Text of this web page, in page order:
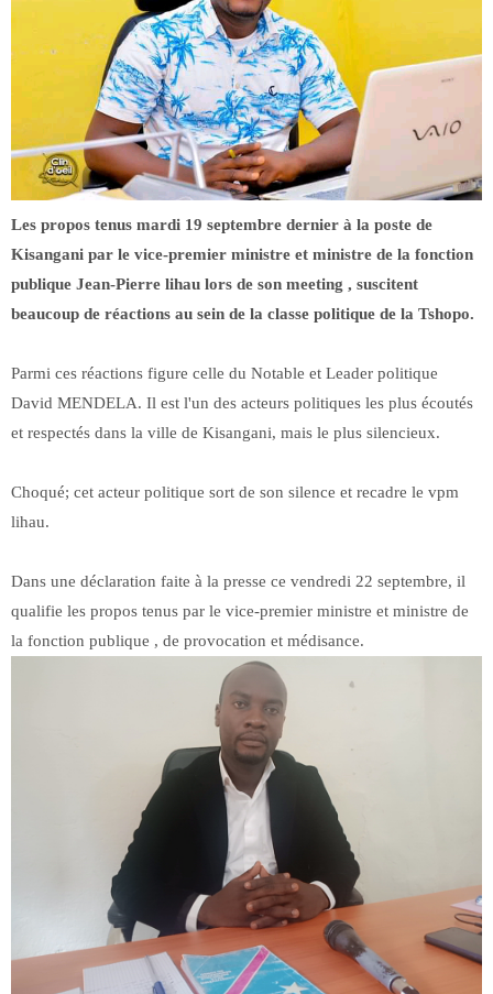
Les propos tenus mardi 19 septembre dernier à la poste de
Kisangani par le vice-premier ministre et ministre de la fonction
publique Jean-Pierre lihau lors de son meeting , suscitent
beaucoup de réactions au sein de la classe politique de la Tshopo.
Parmi ces réactions figure celle du Notable et Leader politique
David MENDELA. Il est l'un des acteurs politiques les plus écoutés
et respectés dans la ville de Kisangani, mais le plus silencieux.
Choqué; cet acteur politique sort de son silence et recadre le vpm
lihau.
Dans une déclaration faite à la presse ce vendredi 22 septembre, il
qualifie les propos tenus par le vice-premier ministre et ministre de
la fonction publique , de provocation et médisance.